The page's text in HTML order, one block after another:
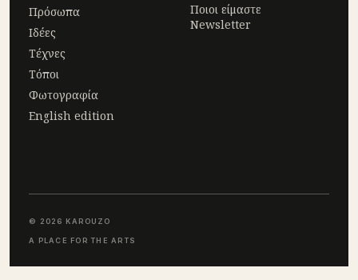
Πρόσωπα
Ιδέες
Τέχνες
Τόποι
Φωτογραφία
English edition
Ποιοι είμαστε
Newsletter
© 2026 KAROUZO
A PLACE FOR THE ARTS